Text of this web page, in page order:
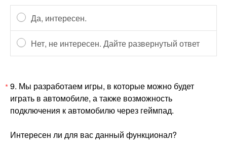
Да, интересен.
Нет, не интересен. Дайте развернутый ответ
*9. Мы разработаем игры, в которые можно будет
играть в автомобиле, а также возможность
подключения к автомобилю через геймпад.
Интересен ли для вас данный функционал?